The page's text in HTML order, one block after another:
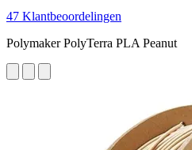
47 Klantbeoordelingen
Polymaker PolyTerra PLA Peanut